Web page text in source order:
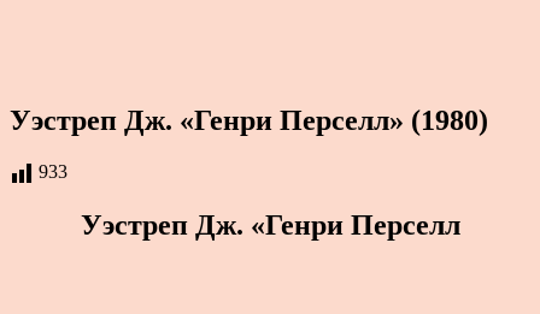
Уэстреп Дж. «Генри Перселл» (1980)
933
Уэстреп Дж. «Генри Перселл